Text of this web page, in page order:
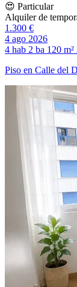
😍 Particular
Alquiler de
1.300 €
4 ago 2026
4 hab 2 ba 120 m²
Piso en Calle del